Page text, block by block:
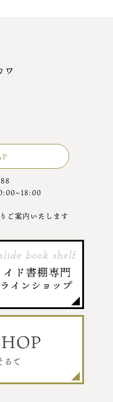
ワ
ご案内いたします